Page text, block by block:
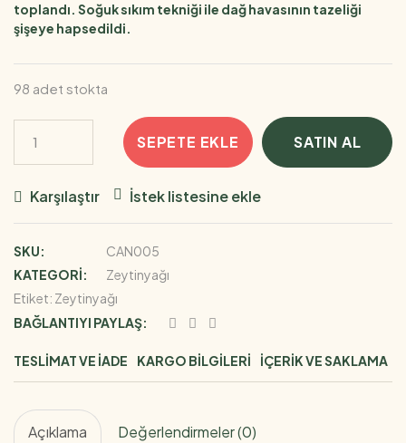
toplandı. Soğuk sıkım tekniği ile dağ havasının tazeliği
şişeye hapsedildi.
98 adet stokta
|
Erken
Hasat
Soğuk
Sıkım
Zeytinyağı
(Edremit
SEPETE EKLE SATIN AL
Karşılaştır İstek listesine ekle
SKU:
CAN005
KATEGORI:
Zeytinyağı
Etiket: Zeytinyağı
BAĞLANTIYI PAYLAŞ:
TESLIMAT VE İADE KARGO BILGILERI İÇERIK VE SAKLAMA
Açıklama Değerlendirmeler (0)